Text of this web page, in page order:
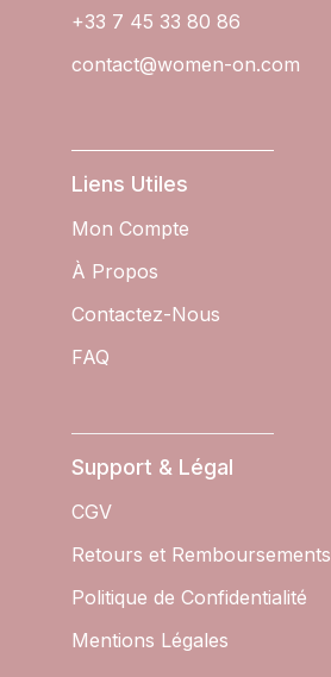
+33 7 45 33 80 86
contact@women-on.com
Liens Utiles
Mon Compte
À Propos
Contactez-Nous
FAQ
Support & Légal
CGV
Retours et Remboursements
Politique de Confidentialité
Mentions Légales